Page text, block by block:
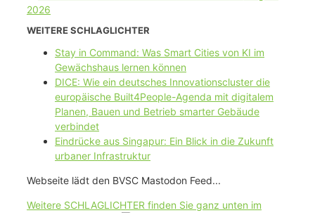
WEITERE SCHLAGLICHTER
Stay in Command: Was Smart Cities von KI im
Gewächshaus lernen können
DICE: Wie ein deutsches Innovationscluster die
europäische Built4People-Agenda mit digitalem
Planen, Bauen und Betrieb smarter Gebäude
verbindet
Eindrücke aus Singapur: Ein Blick in die Zukunft
urbaner Infrastruktur
Webseite lädt den BVSC Mastodon Feed...
Weitere SCHLAGLICHTER finden Sie ganz unten im